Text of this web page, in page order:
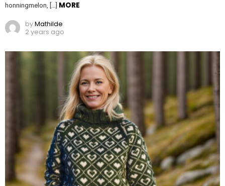
honningmelon, […] MORE
byMathilde
2 years ago